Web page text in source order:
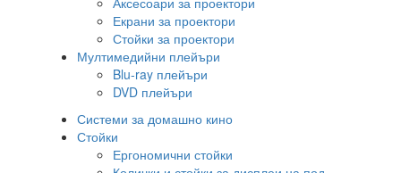
Екрани за проектори
Стойки за проектори
Мултимедийни плейъри
Blu-ray плейъри
DVD плейъри
Системи за домашно кино
Стойки
Ергономични стойки